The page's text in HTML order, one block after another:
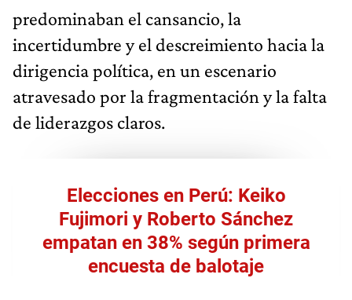
predominaban el cansancio, la
incertidumbre y el descreimiento hacia la
dirigencia política, en un escenario
atravesado por la fragmentación y la falta
de liderazgos claros.
Elecciones en Perú: Keiko
Fujimori y Roberto Sánchez
empatan en 38% según primera
encuesta de balotaje